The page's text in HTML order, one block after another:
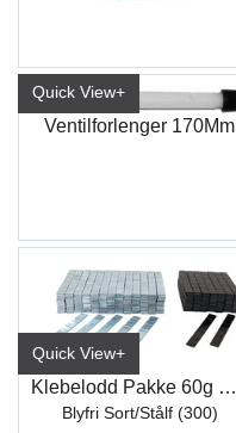
Quick View+
Ventilforlenger 170Mm
Quick View+
Klebelodd Pakke 60g Blyfri 12 x 5gr
Blyfri Sort/Stålf (300)